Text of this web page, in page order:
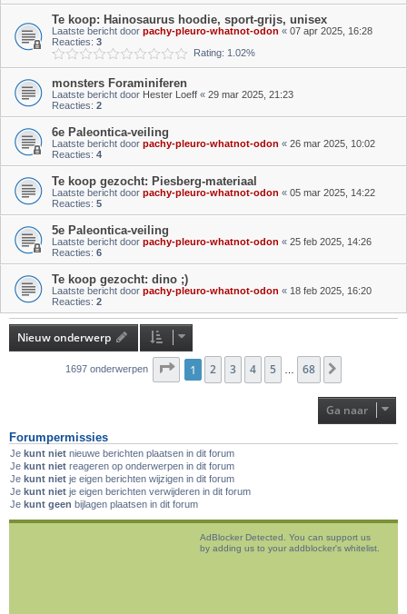
Te koop: Hainosaurus hoodie, sport-grijs, unisex
Laatste bericht door pachy-pleuro-whatnot-odon « 07 apr 2025, 16:28
Reacties: 3
Rating: 1.02%
monsters Foraminiferen
Laatste bericht door Hester Loeff « 29 mar 2025, 21:23
Reacties: 2
6e Paleontica-veiling
Laatste bericht door pachy-pleuro-whatnot-odon « 26 mar 2025, 10:02
Reacties: 4
Te koop gezocht: Piesberg-materiaal
Laatste bericht door pachy-pleuro-whatnot-odon « 05 mar 2025, 14:22
Reacties: 5
5e Paleontica-veiling
Laatste bericht door pachy-pleuro-whatnot-odon « 25 feb 2025, 14:26
Reacties: 6
Te koop gezocht: dino ;)
Laatste bericht door pachy-pleuro-whatnot-odon « 18 feb 2025, 16:20
Reacties: 2
Nieuw onderwerp
1697 onderwerpen Pagina1 van 68
1 2 3 4 5 68
Ga naar
Forumpermissies
Je kunt niet nieuwe berichten plaatsen in dit forum
Je kunt niet reageren op onderwerpen in dit forum
Je kunt niet je eigen berichten wijzigen in dit forum
Je kunt niet je eigen berichten verwijderen in dit forum
Je kunt geen bijlagen plaatsen in dit forum
AdBlocker Detected. You can support us
by adding us to your addblocker's whitelist.